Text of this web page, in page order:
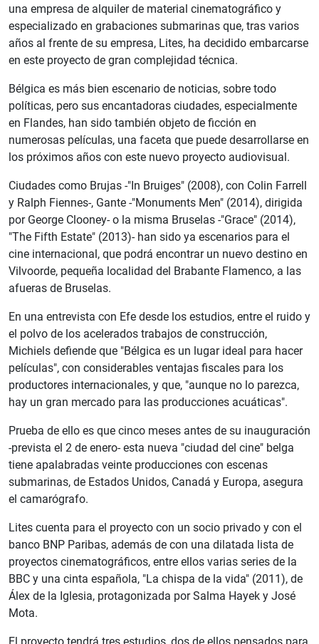
una empresa de alquiler de material cinematográfico y
especializado en grabaciones submarinas que, tras varios
años al frente de su empresa, Lites, ha decidido embarcarse
en este proyecto de gran complejidad técnica.
Bélgica es más bien escenario de noticias, sobre todo
políticas, pero sus encantadoras ciudades, especialmente
en Flandes, han sido también objeto de ficción en
numerosas películas, una faceta que puede desarrollarse en
los próximos años con este nuevo proyecto audiovisual.
Ciudades como Brujas -"In Bruiges" (2008), con Colin Farrell
y Ralph Fiennes-, Gante -"Monuments Men" (2014), dirigida
por George Clooney- o la misma Bruselas -"Grace" (2014),
"The Fifth Estate" (2013)- han sido ya escenarios para el
cine internacional, que podrá encontrar un nuevo destino en
Vilvoorde, pequeña localidad del Brabante Flamenco, a las
afueras de Bruselas.
En una entrevista con Efe desde los estudios, entre el ruido y
el polvo de los acelerados trabajos de construcción,
Michiels defiende que "Bélgica es un lugar ideal para hacer
películas", con considerables ventajas fiscales para los
productores internacionales, y que, "aunque no lo parezca,
hay un gran mercado para las producciones acuáticas".
Prueba de ello es que cinco meses antes de su inauguración
-prevista el 2 de enero- esta nueva "ciudad del cine" belga
tiene apalabradas veinte producciones con escenas
submarinas, de Estados Unidos, Canadá y Europa, asegura
el camarógrafo.
Lites cuenta para el proyecto con un socio privado y con el
banco BNP Paribas, además de con una dilatada lista de
proyectos cinematográficos, entre ellos varias series de la
BBC y una cinta española, "La chispa de la vida" (2011), de
Álex de la Iglesia, protagonizada por Salma Hayek y José
Mota.